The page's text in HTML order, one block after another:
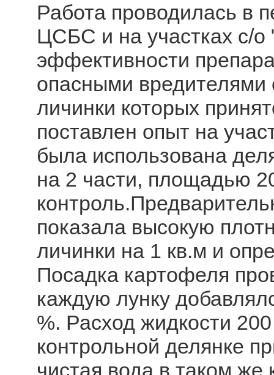
Работа проводилась в
ЦСБС и на участках с/о
эффективности
опасными вредителями
личинки которых
поставлен опыт на
была использована
на 2 части, площадью
показала высокую
личинки на 1 кв.м и
Посадка картофеля
каждую лунку
%. Расход жидкости
контрольной делянке
чистая вода в таком